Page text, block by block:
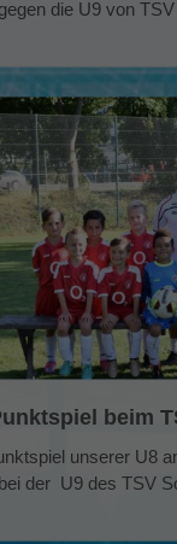
die U9 von
beim
unserer U8
der U9 des TSV